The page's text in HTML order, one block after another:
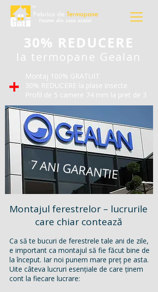
30% REDUCERE
la termopane Gealan
+
Montaj 100% GRATUIT
30% REDUCERE la plase insecte
Profil de 5 camere 74 mm la pret de 3
7 ANI GARANTIE
Montajul ferestrelor – lucrurile
care chiar contează
Ca să te bucuri de ferestrele tale ani de zile,
e important ca montajul să fie făcut bine de
la început. Iar noi punem mare preț pe asta.
Uite câteva lucruri esențiale de care ținem
cont la fiecare lucrare: